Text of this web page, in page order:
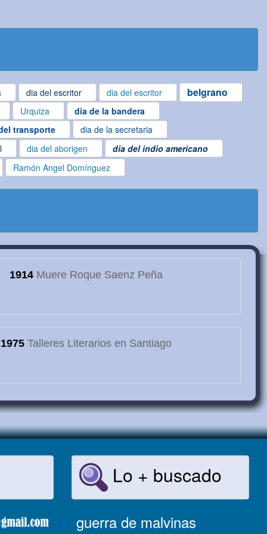
dia del escritor dia del escritor belgrano
Urquiza
dia de la bandera
transporte dia de la secretaria
dia del aborigen dia del indio americano
Ramón Angel Domínguez
1914Muere Roque Saenz Peña
1975Talleres Literarios en Santiago
Lo + buscado
guerra de malvinas